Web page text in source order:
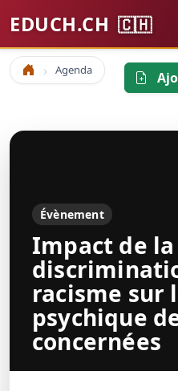
EDUCH.CH 🇨🇭
Accueil Agenda
Évènement
Impact de la
racisme sur
psychique
concernées